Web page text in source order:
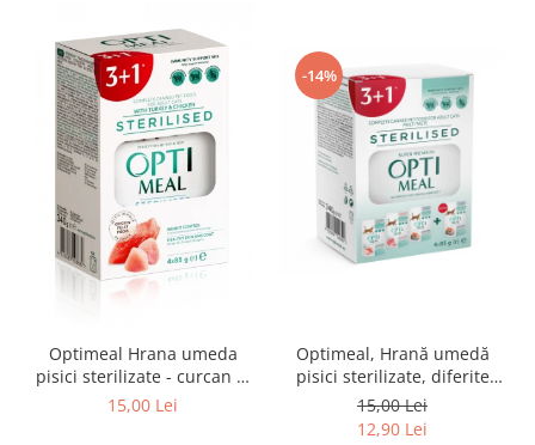
Optimeal Hrana umeda
pisici sterilizate - curcan si
pui in sos, set 3+1,
15,00 Lei
-14%
Optimeal, Hrană umedă
pisici sterilizate, diferite
arome, (3+1), 0.34kg
15,00 Lei
12,90 Lei